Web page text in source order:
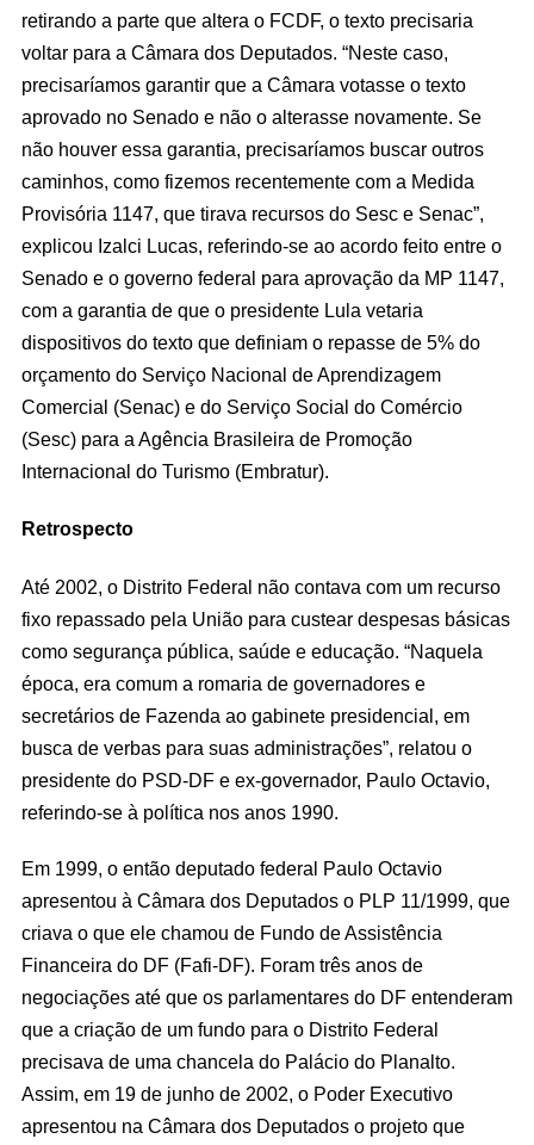
retirando a parte que altera o FCDF, o texto precisaria
voltar para a Câmara dos Deputados. “Neste caso,
precisaríamos garantir que a Câmara votasse o texto
aprovado no Senado e não o alterasse novamente. Se
não houver essa garantia, precisaríamos buscar outros
caminhos, como fizemos recentemente com a Medida
Provisória 1147, que tirava recursos do Sesc e Senac”,
explicou Izalci Lucas, referindo-se ao acordo feito entre o
Senado e o governo federal para aprovação da MP 1147,
com a garantia de que o presidente Lula vetaria
dispositivos do texto que definiam o repasse de 5% do
orçamento do Serviço Nacional de Aprendizagem
Comercial (Senac) e do Serviço Social do Comércio
(Sesc) para a Agência Brasileira de Promoção
Internacional do Turismo (Embratur).
Retrospecto
Até 2002, o Distrito Federal não contava com um recurso
fixo repassado pela União para custear despesas básicas
como segurança pública, saúde e educação. “Naquela
época, era comum a romaria de governadores e
secretários de Fazenda ao gabinete presidencial, em
busca de verbas para suas administrações”, relatou o
presidente do PSD-DF e ex-governador, Paulo Octavio,
referindo-se à política nos anos 1990.
Em 1999, o então deputado federal Paulo Octavio
apresentou à Câmara dos Deputados o PLP 11/1999, que
criava o que ele chamou de Fundo de Assistência
Financeira do DF (Fafi-DF). Foram três anos de
negociações até que os parlamentares do DF entenderam
que a criação de um fundo para o Distrito Federal
precisava de uma chancela do Palácio do Planalto.
Assim, em 19 de junho de 2002, o Poder Executivo
apresentou na Câmara dos Deputados o projeto que